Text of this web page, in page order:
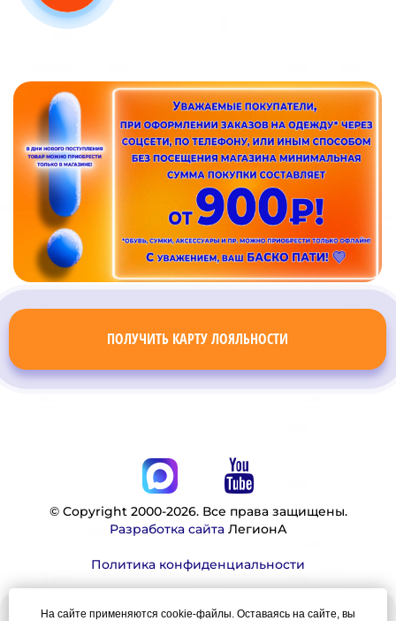
ПОЛУЧИТЬ КАРТУ ЛОЯЛЬНОСТИ
© Copyright 2000-2026. Все права защищены.
Разработка сайтаЛегионА
Политика конфиденциальности
На сайте применяются cookie-файлы. Оставаясь на сайте, вы